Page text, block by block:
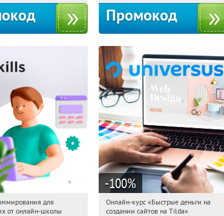
Промокод
Получили:
для
от онлайн-школы
-100%
19:31:12 Получили:
Онлайн-курс «Быстрые деньги на
создании сайтов на Tilda»